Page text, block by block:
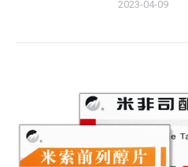
2023-04-09